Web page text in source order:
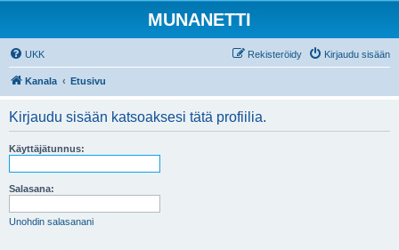
MUNANETTI
UKK Kirjaudu sisään
Rekisteröidy
Kanala Etusivu
Kirjaudu sisään katsoaksesi tätä profiilia.
Käyttäjätunnus:
Salasana:
Unohdin salasanani